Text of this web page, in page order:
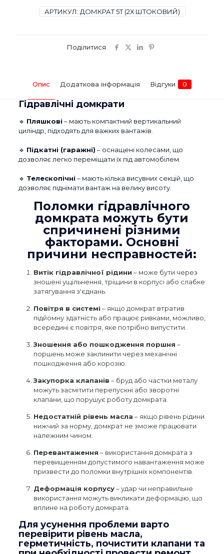
АРТИКУЛ: ДОМКРАТ 5Т (2Х ШТОКОВИЙ)
Поділитися
Опис Додаткова інформація Відгуки 0
Гідравлічні домкрати
🔹 Пляшкові – мають компактний вертикальний
циліндр, підходять для важких вантажів.
🔹 Підкатні (гаражні) – оснащені колесами, що
дозволяє легко переміщати їх під автомобілем.
🔹 Телескопічні – мають кілька висувних секцій, що
дозволяє піднімати вантаж на велику висоту.
Поломки гідравлічного
домкрата можуть бути
спричинені різними
факторами. Основні
причини несправностей:
Витік гідравлічної рідини – може бути через
зношені ущільнення, тріщини в корпусі або слабке
затягування з'єднань.
Повітря в системі – якщо домкрат втратив
підйомну здатність або працює ривками, можливо,
всередині є повітря, яке потрібно випустити.
Зношення або пошкодження поршня –
поршень може заклинити через механічні
пошкодження або корозію.
Закупорка клапанів – бруд або частки металу
можуть засмітити перепускні або зворотні
клапани, що порушує роботу домкрата.
Недостатній рівень масла – якщо рівень рідини
нижчий за норму, домкрат не зможе працювати
належним чином.
Перевантаження – використання домкрата з
перевищенням допустимого навантаження може
призвести до поломки внутрішніх компонентів.
Деформація корпусу– удар чи неправильне
використання можуть викликати деформацію, що
вплине на роботу домкрата.
Для усунення проблеми варто
перевірити рівень масла,
герметичність, почистити клапани та